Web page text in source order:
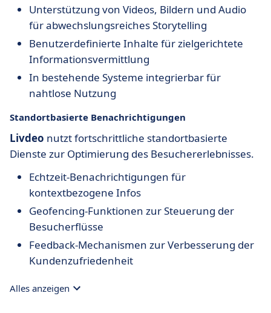
Unterstützung von Videos, Bildern und Audio
für abwechslungsreiches Storytelling
Benutzerdefinierte Inhalte für zielgerichtete
Informationsvermittlung
In bestehende Systeme integrierbar für
nahtlose Nutzung
Standortbasierte Benachrichtigungen
Livdeo nutzt fortschrittliche standortbasierte
Dienste zur Optimierung des Besuchererlebnisses.
Echtzeit-Benachrichtigungen für
kontextbezogene Infos
Geofencing-Funktionen zur Steuerung der
Besucherflüsse
Feedback-Mechanismen zur Verbesserung der
Kundenzufriedenheit
Alles anzeigen